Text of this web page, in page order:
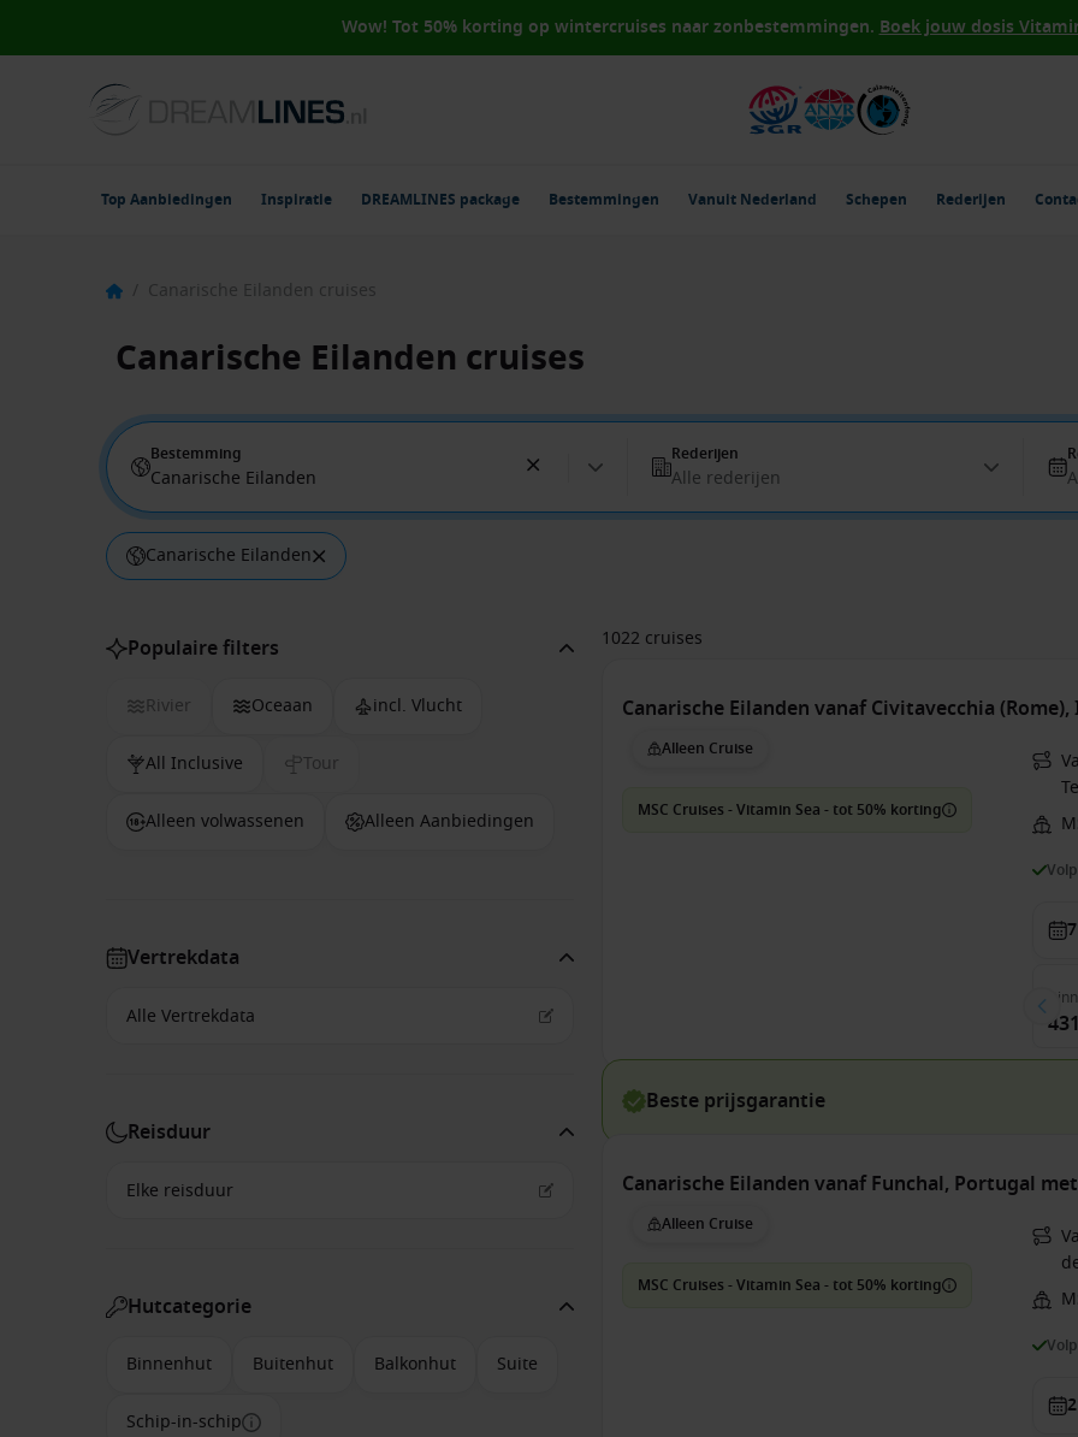
Wow! Tot 50% korting op wintercruises naar zonbestemmingen. Boek jouw dosis
Top Aanbiedingen Inspiratie DREAMLINES package Bestemmingen Vanuit Nederland Schepen Rederijen
/ Canarische Eilanden cruises
Canarische Eilanden cruises
Bestemming
Canarische Eilanden
Rederijen
Alle rederijen
Canarische Eilanden
Populaire filters
Rivier Oceaan incl. Vlucht
All Inclusive Tour
Alleen volwassenen Alleen Aanbiedingen
Vertrekdata
Reisduur
Hutcategorie
Binnenhut Buitenhut Balkonhut Suite
Schip-in-schip
1022 cruises
Canarische Eilanden vanaf Civitavecchia
Alleen Cruise
MSC Cruises - Vitamin Sea - tot 50% korting
Beste prijsgarantie
Canarische Eilanden vanaf Funchal, Portugal
Alleen Cruise
MSC Cruises - Vitamin Sea - tot 50% korting